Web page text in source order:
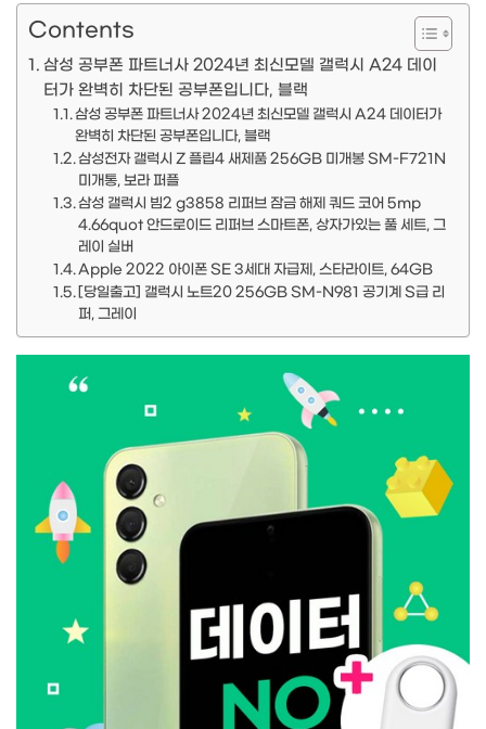
Contents
삼성 공부폰 파트너사 2024년 최신모델 갤럭시 A24 데이
터가 완벽히 차단된 공부폰입니다, 블랙
삼성 공부폰 파트너사 2024년 최신모델 갤럭시 A24 데이터가
완벽히 차단된 공부폰입니다, 블랙
삼성전자 갤럭시 Z 플립4 새제품 256GB 미개봉 SM-F721N
미개통, 보라 퍼플
삼성 갤럭시 빔2 g3858 리퍼브 잠금 해제 쿼드 코어 5mp
4.66quot 안드로이드 리퍼브 스마트폰, 상자가있는 풀 세트, 그
레이 실버
Apple 2022 아이폰 SE 3세대 자급제, 스타라이트, 64GB
[당일출고] 갤럭시 노트20 256GB SM-N981 공기계 S급 리
퍼, 그레이